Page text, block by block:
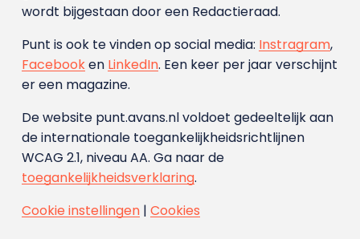
wordt bijgestaan door een Redactieraad.
Punt is ook te vinden op social media: Instragram,
Facebooken LinkedIn. Een keer per jaar verschijnt
er een magazine.
De website punt.avans.nl voldoet gedeeltelijk aan
de internationale toegankelijkheidsrichtlijnen
WCAG 2.1, niveau AA. Ga naar de
toegankelijkheidsverklaring.
Cookie instellingen| Cookies